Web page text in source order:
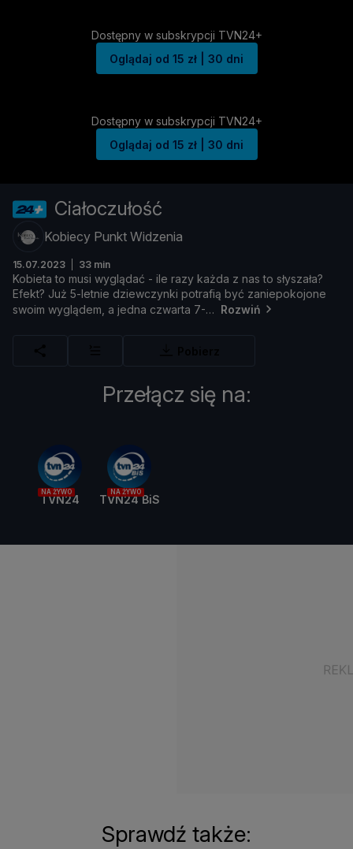
Dostępny w subskrypcji TVN24+
Oglądaj od 15 zł | 30 dni
Dostępny w subskrypcji TVN24+
Oglądaj od 15 zł | 30 dni
Ciałoczułość
Kobiecy Punkt Widzenia
15.07.2023 33 min
Kobietato musi wyglądać - ile razy każda z nasto słyszała?
Efekt? Już 5-letnie dziewczynki potrafią być zaniepokojone
swoim wyglądem, a jedna czwarta 7- Rozwiń
Przełącz się na:
NA ŻYWO
TVN24
NA ŻYWO
TVN24 BiS
Sprawdź także: